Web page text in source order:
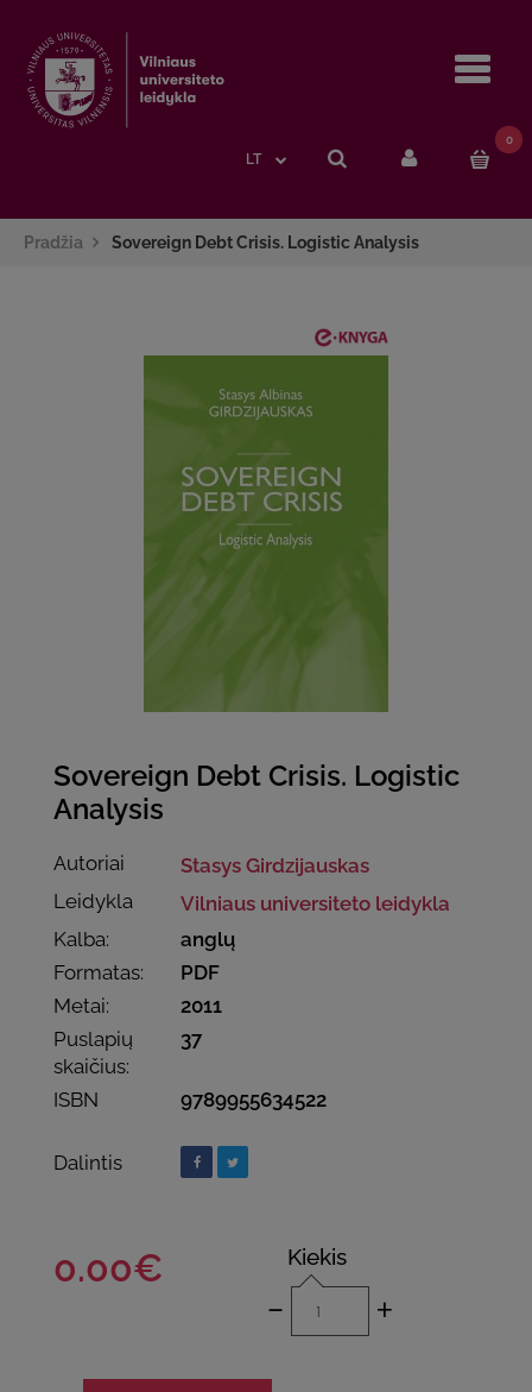
LT
0
Pradžia Sovereign Debt Crisis. Logistic Analysis
Sovereign Debt Crisis. Logistic
Analysis
Autoriai
Stasys Girdzijauskas
Leidykla
Vilniaus universiteto leidykla
Kalba:
anglų
Formatas:
PDF
Metai:
2011
Puslapių
skaičius:
37
ISBN 9789955634522
Dalintis
0.00€ Kiekis
- +